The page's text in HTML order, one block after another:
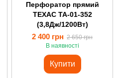
Перфоратор прямий
ТЕХАС ТА-01-352
(3,8Дж/1200Вт)
2 400 грн 2 650 грн
В наявності
Купити